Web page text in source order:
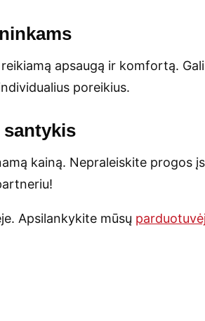
apsaugą ir komfortą.
poreikius.
kainą. Nepraleiskite progos
Apsilankykite mūsų